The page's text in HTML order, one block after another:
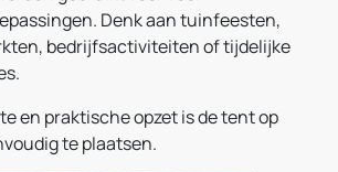
Denk aan tuinfeesten,
bedrijfsactiviteiten of tijdelijke
en praktische opzet is de tent op
te plaatsen.